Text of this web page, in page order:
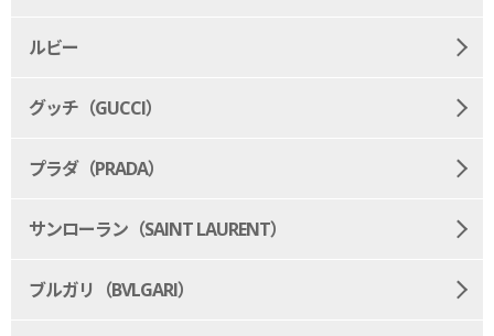
ルビー
グッチ（GUCCI）
プラダ（PRADA）
サンローラン（SAINT LAURENT）
ブルガリ（BVLGARI）